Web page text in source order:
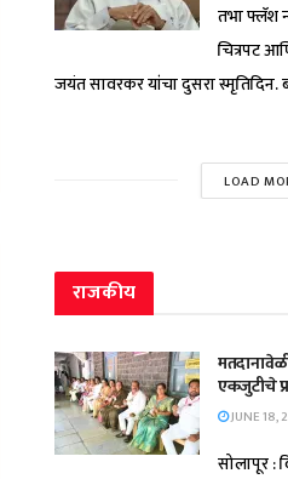
तभा फ्लॅश
चित्रपट
जयंत सावरकर यांचा दुसरा स्मृतिदिन.
LOAD
राजकीय
एकजुटीचे
JUNE 18,
सोलापूर :